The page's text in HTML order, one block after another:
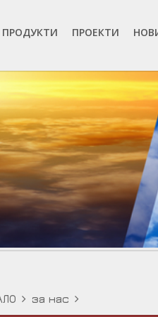
ПРОДУКТИ ПРОЕКТИ
за нас